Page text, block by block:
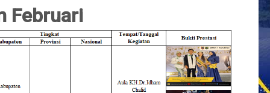
Februari